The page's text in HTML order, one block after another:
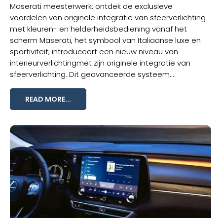
Maserati meesterwerk: ontdek de exclusieve
voordelen van originele integratie van sfeerverlichting
met kleuren- en helderheidsbediening vanaf het
scherm Maserati, het symbool van Italiaanse luxe en
sportiviteit, introduceert een nieuw niveau van
interieurverlichtingmet zijn originele integratie van
sfeerverlichting. Dit geavanceerde systeem,...
READ MORE...